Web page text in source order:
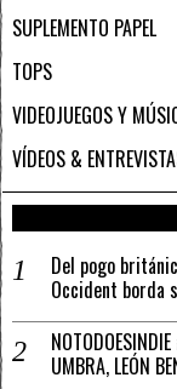
SUPLEMENTO PAPEL
TOPS
VIDEOJUEGOS Y
VÍDEOS &
Del pogo
Occident borda
UMBRA, LEÓN